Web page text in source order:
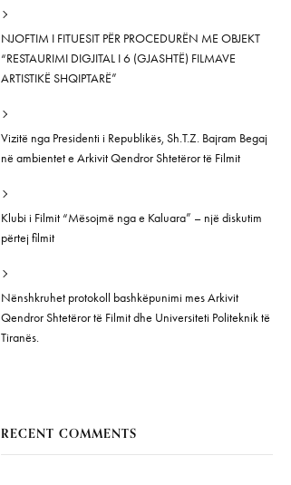
NJOFTIM I FITUESIT PËR PROCEDURËN ME OBJEKT
“RESTAURIMI DIGJITAL I 6 (GJASHTË) FILMAVE
ARTISTIKË SHQIPTARË”
Vizitë nga Presidenti i Republikës, Sh.T.Z. Bajram Begaj
në ambientet e Arkivit Qendror Shtetëror të Filmit
Klubi i Filmit “Mësojmë nga e Kaluara” – një diskutim
përtej filmit
Nënshkruhet protokoll bashkëpunimi mes Arkivit
Qendror Shtetëror të Filmit dhe Universiteti Politeknik të
Tiranës.
RECENT COMMENTS